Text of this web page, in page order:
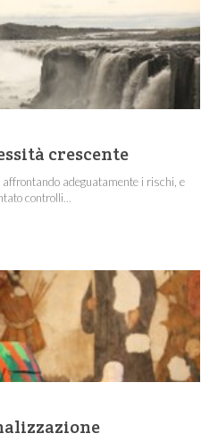
crescente
adeguatamente i rischi, e
controlli...